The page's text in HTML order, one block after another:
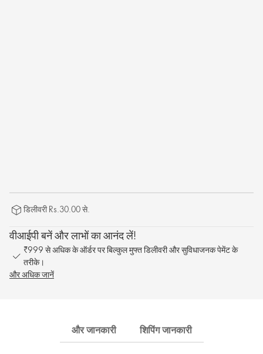
डिलीवरी Rs.30.00 से.
वीआईपी बनें और लाभों का आनंद लें!
₹999 से अधिक के ऑर्डर पर बिल्कुल मुफ्त डिलीवरी और सुविधाजनक पेमेंट के
तरीके।
और अधिक जानें
और जानकारी शिपिंग जानकारी